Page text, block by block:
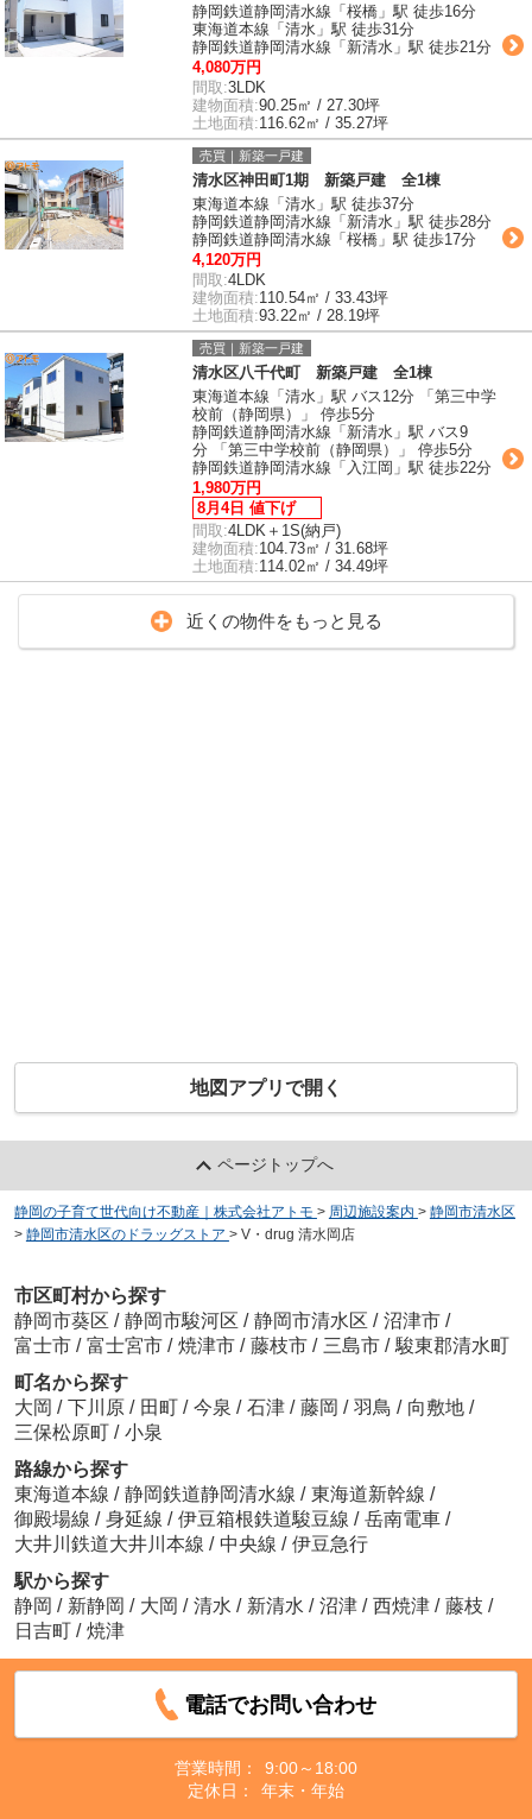
静岡鉄道静岡清水線「桜橋」駅 徒歩16分
東海道本線「清水」駅 徒歩31分
静岡鉄道静岡清水線「新清水」駅 徒歩21分
4,080万円
間取:3LDK
建物面積:90.25㎡ / 27.30坪
土地面積:116.62㎡ / 35.27坪
売買｜新築一戸建
清水区神田町1期 新築戸建 全1棟
東海道本線「清水」駅 徒歩37分
静岡鉄道静岡清水線「新清水」駅 徒歩28分
静岡鉄道静岡清水線「桜橋」駅 徒歩17分
4,120万円
間取:4LDK
建物面積:110.54㎡ / 33.43坪
土地面積:93.22㎡ / 28.19坪
売買｜新築一戸建
清水区八千代町 新築戸建 全1棟
東海道本線「清水」駅 バス12分 「第三中学
校前（静岡県）」 停歩5分
静岡鉄道静岡清水線「新清水」駅 バス9
分 「第三中学校前（静岡県）」 停歩5分
静岡鉄道静岡清水線「入江岡」駅 徒歩22分
1,980万円
8月4日 値下げ
間取:4LDK＋1S(納戸)
建物面積:104.73㎡ / 31.68坪
土地面積:114.02㎡ / 34.49坪
近くの物件をもっと見る
地図アプリで開く
ページトップへ
静岡の子育て世代向け不動産｜株式会社アトモ > 周辺施設案内 > 静岡市清水区
> 静岡市清水区のドラッグストア > V・drug 清水岡店
市区町村から探す
静岡市葵区 / 静岡市駿河区 / 静岡市清水区 / 沼津市 /
富士市 / 富士宮市 / 焼津市 / 藤枝市 / 三島市 / 駿東郡清水町
町名から探す
大岡 / 下川原 / 田町 / 今泉 / 石津 / 藤岡 / 羽鳥 / 向敷地 /
三保松原町 / 小泉
路線から探す
東海道本線 / 静岡鉄道静岡清水線 / 東海道新幹線 /
御殿場線 / 身延線 / 伊豆箱根鉄道駿豆線 / 岳南電車 /
大井川鉄道大井川本線 / 中央線 / 伊豆急行
駅から探す
静岡 / 新静岡 / 大岡 / 清水 / 新清水 / 沼津 / 西焼津 / 藤枝 /
日吉町 / 焼津
電話でお問い合わせ
営業時間：
9:00～18:00
定休日：
年末・年始